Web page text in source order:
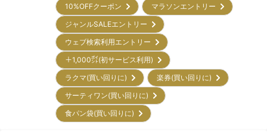
10%OFFクーポン
マラソンエントリー
ジャンルSALEエントリー
ウェブ検索利用エントリー
＋1,000㌽(初サービス利用)
ラクマ(買い回りに)
楽券(買い回りに)
サーティワン(買い回りに)
食パン袋(買い回りに)